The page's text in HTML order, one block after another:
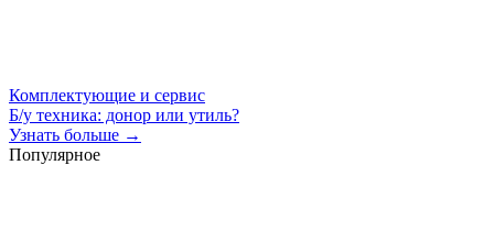
Комплектующие и сервис
Б/у техника: донор или утиль?
Узнать больше →
Популярное